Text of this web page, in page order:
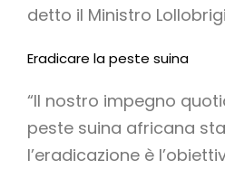
detto il Ministro
Eradicare la peste suina
“Il nostro impegno
peste suina africana
l’eradicazione è